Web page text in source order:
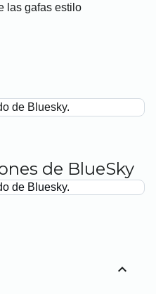
las gafas estilo
de Bluesky.
de BlueSky
de Bluesky.
expand_less